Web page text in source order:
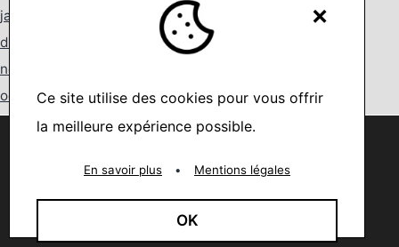
janvier 2021
décembre 2020
novembre 2020
octobre 2020
septembre 2020
juin 2020
×
Ce site utilise des cookies pour vous offrir
la meilleure expérience possible.
En savoir plus • Mentions légales
OK
Nous utilisons des cookies pour vous offrir la meilleure
You can find out more about which cookies we are using or